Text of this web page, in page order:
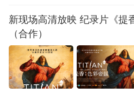
新现场高清放映 纪录片《提
（合作）